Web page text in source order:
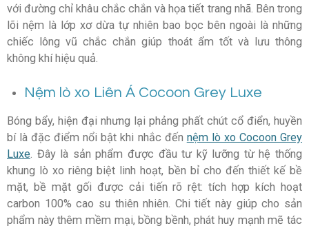
với đường chỉ khâu chắc chắn và họa tiết trang nhã. Bên trong
lõi nệm là lớp xơ dừa tự nhiên bao bọc bên ngoài là những
chiếc lông vũ chắc chắn giúp thoát ẩm tốt và lưu thông
không khí hiệu quả.
Nệm lò xo Liên Á Cocoon Grey Luxe
Bóng bẩy, hiện đại nhưng lại phảng phất chút cổ điển, huyền
bí là đặc điểm nổi bật khi nhắc đến nệm lò xo Cocoon Grey
Luxe. Đây là sản phẩm được đầu tư kỹ lưỡng từ hệ thống
khung lò xo riêng biệt linh hoạt, bền bỉ cho đến thiết kế bề
mặt, bề mặt gối được cải tiến rõ rệt: tích hợp kích hoạt
carbon 100% cao su thiên nhiên. Chi tiết này giúp cho sản
phẩm này thêm mềm mại, bồng bềnh, phát huy mạnh mẽ tác